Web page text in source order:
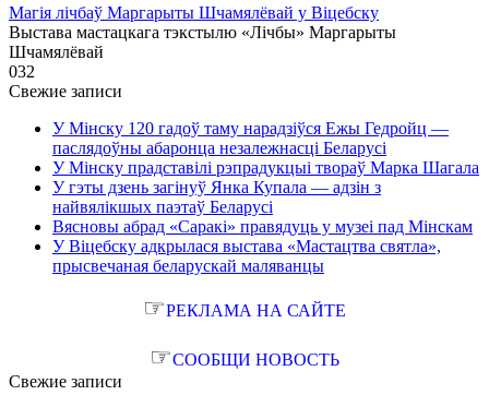
Магія лічбаў Маргарыты Шчамялёвай у Віцебску
Выстава мастацкага тэкстылю «Лічбы» Маргарыты
Шчамялёвай
032
Свежие записи
У Мінску 120 гадоў таму нарадзіўся Ежы Гедройц —
паслядоўны абаронца незалежнасці Беларусі
У Мінску прадставілі рэпрадукцыі твораў Марка Шагала
У гэты дзень загінуў Янка Купала — адзін з
найвялікшых паэтаў Беларусі
Вясновы абрад «Саракі» правядуць у музеі пад Мінскам
У Віцебску адкрылася выстава «Мастацтва святла»,
прысвечаная беларускай маляванцы
☞РЕКЛАМА НА САЙТЕ
☞СООБЩИ НОВОСТЬ
Свежие записи